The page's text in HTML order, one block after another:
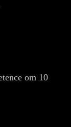
om 10